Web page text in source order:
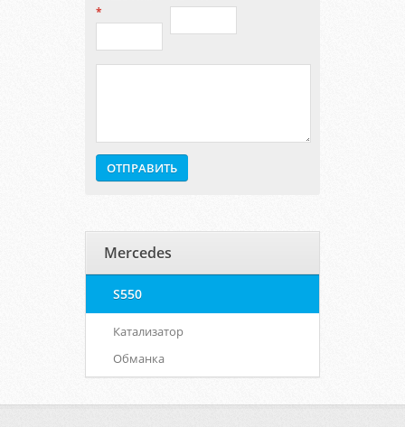
*
Mercedes
S550
Катализатор
Обманка